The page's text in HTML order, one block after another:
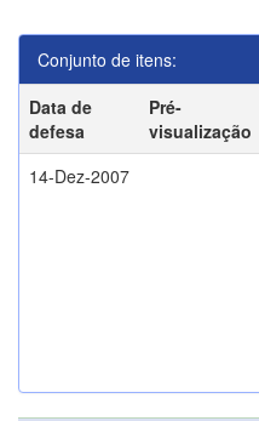
Conjunto de itens:
Data de
defesa
Pré-
visualização
14-Dez-2007